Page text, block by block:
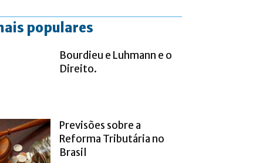
populares
Bourdieu e Luhmann e o
Direito.
Previsões sobre a
Reforma Tributária no
Brasil